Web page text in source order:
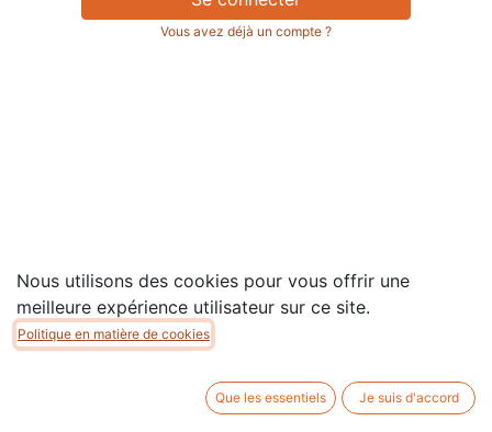
Vous avez déjà un compte ?
- Le #1Open Source eCommerce
Nous utilisons des cookies pour vous offrir une
meilleure expérience utilisateur sur ce site.
Politique en matière de cookies
Que les essentiels Je suis d'accord